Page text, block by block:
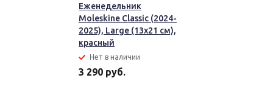
Еженедельник
Moleskine Classic (2024-
2025), Large (13x21 см),
красный
Нет в наличии
3 290 руб.